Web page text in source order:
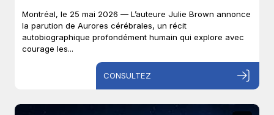
Montréal, le 25 mai 2026 — L’auteure Julie Brown annonce
la parution de Aurores cérébrales, un récit
autobiographique profondément humain qui explore avec
courage les...
CONSULTEZ